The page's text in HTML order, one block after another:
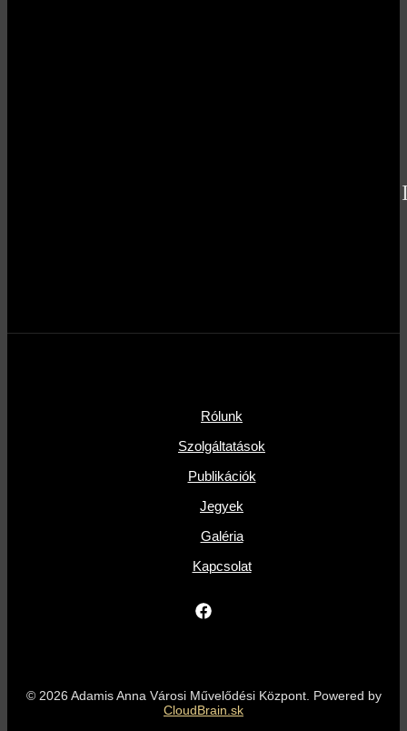
Rólunk
Szolgáltatások
Publikációk
Jegyek
Galéria
Kapcsolat
© 2026 Adamis Anna Városi Művelődési Központ. Powered by
CloudBrain.sk